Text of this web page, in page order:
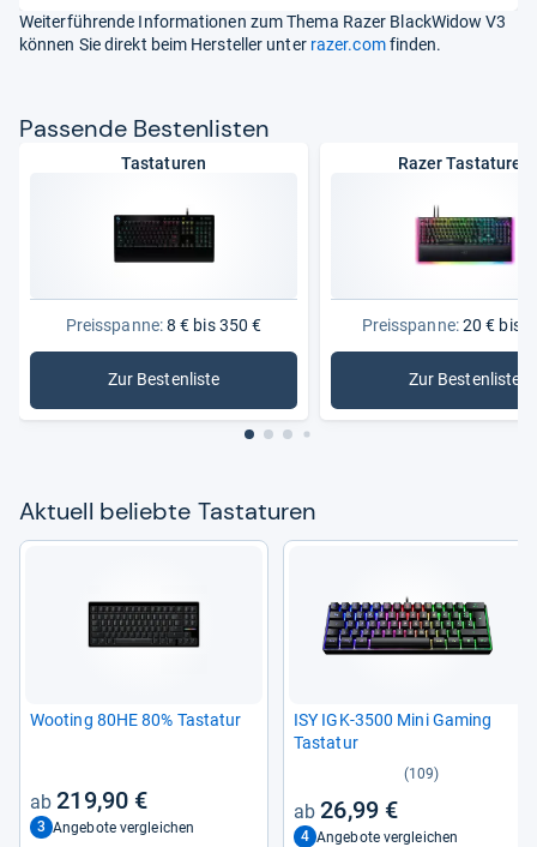
Weiterführende Informationen zum Thema Razer BlackWidow V3
können Sie direkt beim Hersteller unter razer.comfinden.
Pas­sende Bes­ten­lis­ten
Tastaturen
Preisspanne:8 € bis 350 €
Zur Bestenliste
: Tastaturen
Razer Tastaturen
Preisspanne:20 € bis
Zur Bestenliste
: Razer
Aktu­ell beliebte Tasta­tu­ren
Woo­ting 80HE 80% Tasta­tur
219,90 €
3 Angebote vergleichen
ISY IGK-​3500 Mini Gaming
Tasta­tur
(109)
26,99 €
4 Angebote vergleichen